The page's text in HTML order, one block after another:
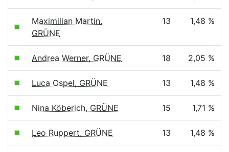
Maximilian Martin,
GRÜNE
13 1,48 %
Andrea Werner, GRÜNE 18 2,05 %
Luca Ospel, GRÜNE 13 1,48 %
Nina Köberich, GRÜNE 15 1,71 %
Leo Ruppert, GRÜNE 13 1,48 %